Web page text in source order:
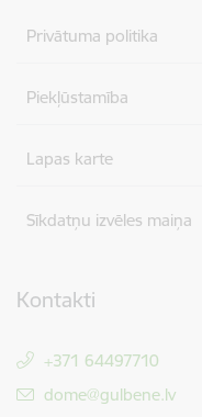
Privātuma politika
Piekļūstamība
Lapas karte
Sīkdatņu izvēles maiņa
Kontakti
+371 64497710
E-pasts:
dome@gulbene.lv